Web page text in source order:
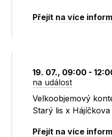
Přejít na více
19. 07., 09:00 -
na událost
Velkoobjemový
Starý lis x Hájíčkova
Přejít na více